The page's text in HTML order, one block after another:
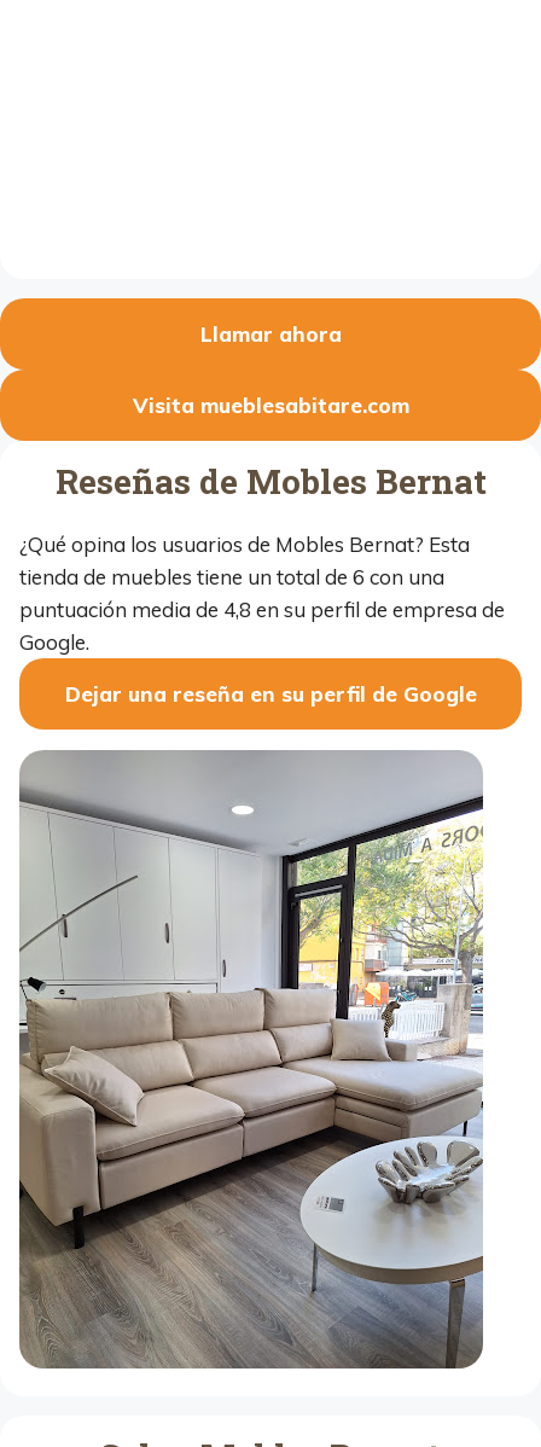
Llamar ahora
Visita mueblesabitare.com
Reseñas de Mobles Bernat
¿Qué opina los usuarios de Mobles Bernat? Esta
tienda de muebles tiene un total de 6 con una
puntuación media de 4,8 en su perfil de empresa de
Google.
Dejar una reseña en su perfil de Google